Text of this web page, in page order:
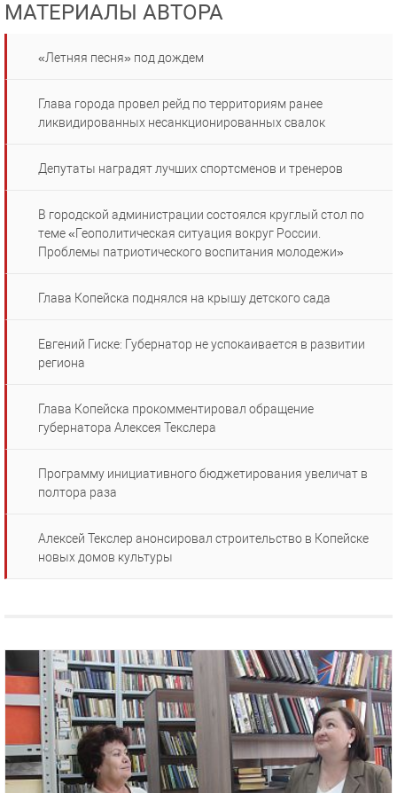
МАТЕРИАЛЫ АВТОРА
«Летняя песня» под дождем
Глава города провел рейд по территориям ранее
ликвидированных несанкционированных свалок
Депутаты наградят лучших спортсменов и тренеров
В городской администрации состоялся круглый стол по
теме «Геополитическая ситуация вокруг России.
Проблемы патриотического воспитания молодежи»
Глава Копейска поднялся на крышу детского сада
Евгений Гиске: Губернатор не успокаивается в развитии
региона
Глава Копейска прокомментировал обращение
губернатора Алексея Текслера
Программу инициативного бюджетирования увеличат в
полтора раза
Алексей Текслер анонсировал строительство в Копейске
новых домов культуры